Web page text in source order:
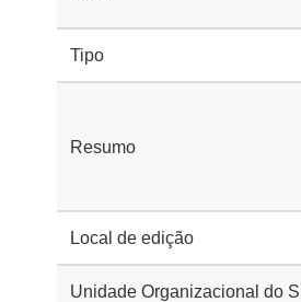
Tipo
Resumo
Local de edição
Unidade Organizacional do